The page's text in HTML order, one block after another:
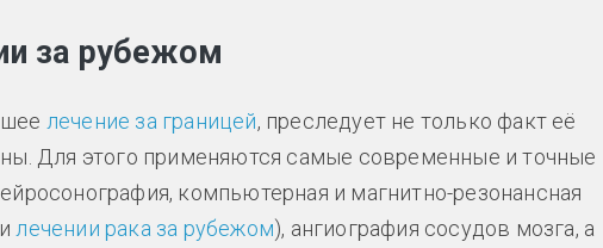
за рубежом
лечение за границей, преследует не только факт её
Для этого применяются самые современные и точные
компьютерная и магнитно-резонансная
лечении рака за рубежом), ангиография сосудов мозга, а